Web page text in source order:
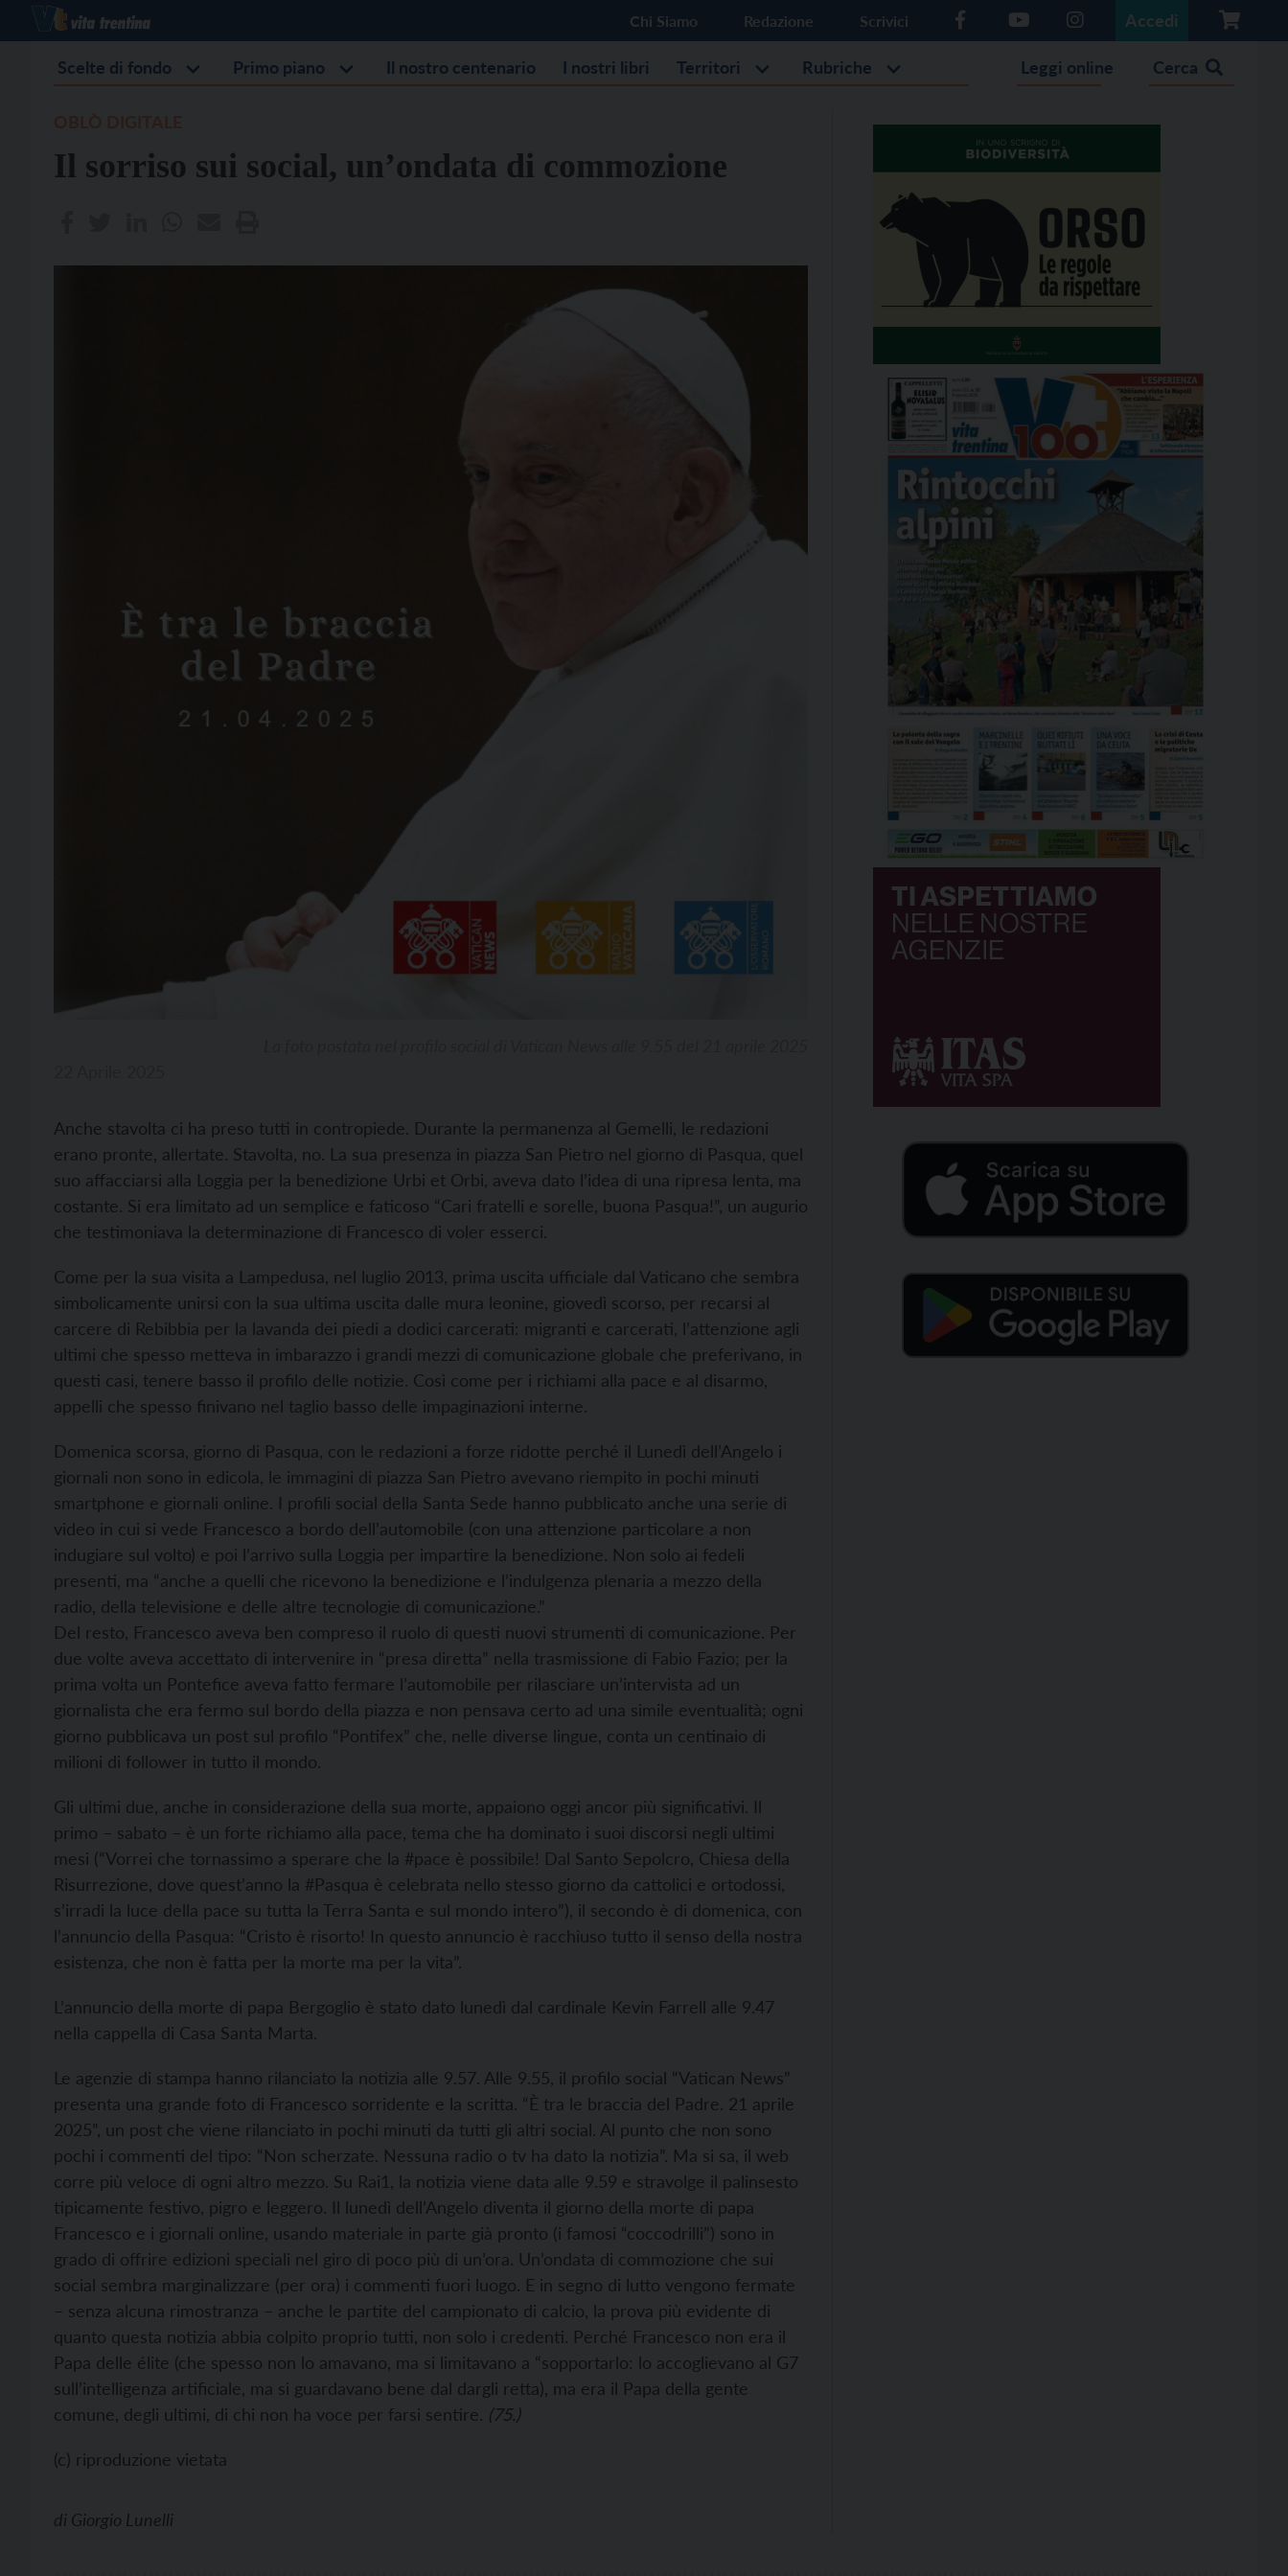
Chi Siamo Redazione Scrivici Accedi
Scelte di fondo Primo piano Il nostro centenario I nostri libri Territori Rubriche Leggi online Cerca
Il sorriso sui social, un’ondata di commozione
Anche stavolta ci ha preso tutti in contropiede. Durante la permanenza al Gemelli, le redazioni
erano pronte, allertate. Stavolta, no. La sua presenza in piazza San Pietro nel giorno di Pasqua, quel
suo affacciarsi alla Loggia per la benedizione Urbi et Orbi, aveva dato l’idea di una ripresa lenta, ma
costante. Si era limitato ad un semplice e faticoso “Cari fratelli e sorelle, buona Pasqua!”, un augurio
che testimoniava la determinazione di Francesco di voler esserci.
Come per la sua visita a Lampedusa, nel luglio 2013, prima uscita ufficiale dal Vaticano che sembra
simbolicamente unirsi con la sua ultima uscita dalle mura leonine, giovedì scorso, per recarsi al
carcere di Rebibbia per la lavanda dei piedi a dodici carcerati: migranti e carcerati, l’attenzione agli
ultimi che spesso metteva in imbarazzo i grandi mezzi di comunicazione globale che preferivano, in
questi casi, tenere basso il profilo delle notizie. Così come per i richiami alla pace e al disarmo,
appelli che spesso finivano nel taglio basso delle impaginazioni interne.
Domenica scorsa, giorno di Pasqua, con le redazioni a forze ridotte perché il Lunedì dell’Angelo i
giornali non sono in edicola, le immagini di piazza San Pietro avevano riempito in pochi minuti
smartphone e giornali online. I profili social della Santa Sede hanno pubblicato anche una serie di
video in cui si vede Francesco a bordo dell’automobile (con una attenzione particolare a non
indugiare sul volto) e poi l’arrivo sulla Loggia per impartire la benedizione. Non solo ai fedeli
presenti, ma “anche a quelli che ricevono la benedizione e l’indulgenza plenaria a mezzo della
radio, della televisione e delle altre tecnologie di comunicazione.”
Del resto, Francesco aveva ben compreso il ruolo di questi nuovi strumenti di comunicazione. Per
due volte aveva accettato di intervenire in “presa diretta” nella trasmissione di Fabio Fazio; per la
prima volta un Pontefice aveva fatto fermare l’automobile per rilasciare un’intervista ad un
giornalista che era fermo sul bordo della piazza e non pensava certo ad una simile eventualità; ogni
giorno pubblicava un post sul profilo “Pontifex” che, nelle diverse lingue, conta un centinaio di
milioni di follower in tutto il mondo.
Gli ultimi due, anche in considerazione della sua morte, appaiono oggi ancor più significativi. Il
primo – sabato – è un forte richiamo alla pace, tema che ha dominato i suoi discorsi negli ultimi
mesi (“Vorrei che tornassimo a sperare che la #pace è possibile! Dal Santo Sepolcro, Chiesa della
Risurrezione, dove quest’anno la #Pasqua è celebrata nello stesso giorno da cattolici e ortodossi,
s’irradi la luce della pace su tutta la Terra Santa e sul mondo intero”), il secondo è di domenica, con
l’annuncio della Pasqua: “Cristo è risorto! In questo annuncio è racchiuso tutto il senso della nostra
esistenza, che non è fatta per la morte ma per la vita”.
L’annuncio della morte di papa Bergoglio è stato dato lunedì dal cardinale Kevin Farrell alle 9.47
nella cappella di Casa Santa Marta.
Le agenzie di stampa hanno rilanciato la notizia alle 9.57. Alle 9.55, il profilo social “Vatican News”
presenta una grande foto di Francesco sorridente e la scritta. “È tra le braccia del Padre. 21 aprile
2025”, un post che viene rilanciato in pochi minuti da tutti gli altri social. Al punto che non sono
pochi i commenti del tipo: “Non scherzate. Nessuna radio o tv ha dato la notizia”. Ma si sa, il web
corre più veloce di ogni altro mezzo. Su Rai1, la notizia viene data alle 9.59 e stravolge il palinsesto
tipicamente festivo, pigro e leggero. Il lunedì dell’Angelo diventa il giorno della morte di papa
Francesco e i giornali online, usando materiale in parte già pronto (i famosi “coccodrilli”) sono in
grado di offrire edizioni speciali nel giro di poco più di un’ora. Un’ondata di commozione che sui
social sembra marginalizzare (per ora) i commenti fuori luogo. E in segno di lutto vengono fermate
– senza alcuna rimostranza – anche le partite del campionato di calcio, la prova più evidente di
quanto questa notizia abbia colpito proprio tutti, non solo i credenti. Perché Francesco non era il
Papa delle élite (che spesso non lo amavano, ma si limitavano a “sopportarlo: lo accoglievano al G7
sull’intelligenza artificiale, ma si guardavano bene dal dargli retta), ma era il Papa della gente
comune, degli ultimi, di chi non ha voce per farsi sentire. (75.)
(c) riproduzione vietata
di Giorgio Lunelli